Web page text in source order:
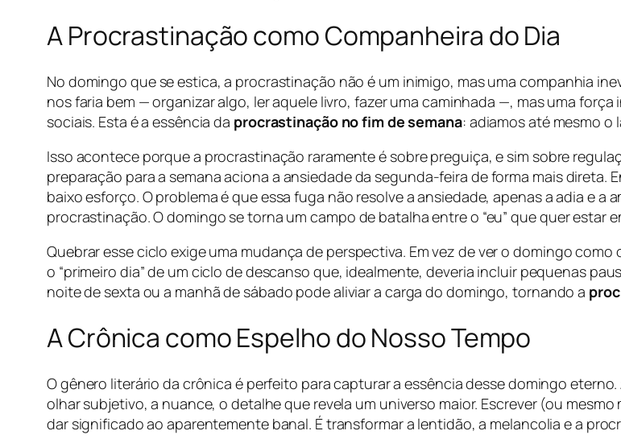
A Procrastinação como Companheira do Dia
No domingo que se estica, a procrastinação não é um inimigo, mas uma companhia
nos faria bem — organizar algo, ler aquele livro, fazer uma caminhada —, mas uma
sociais. Esta é a essência da procrastinação no fim de semana: adiamos até mesmo o
Isso acontece porque a procrastinação raramente é sobre preguiça, e sim sobre
preparação para a semana aciona a ansiedade da segunda-feira de forma mais
baixo esforço. O problema é que essa fuga não resolve a ansiedade, apenas a adia e a
procrastinação. O domingo se torna um campo de batalha entre o “eu” que quer estar
Quebrar esse ciclo exige uma mudança de perspectiva. Em vez de ver o domingo
o “primeiro dia” de um ciclo de descanso que, idealmente, deveria incluir pequenas
noite de sexta ou a manhã de sábado pode aliviar a carga do domingo, tornando a
A Crônica como Espelho do Nosso Tempo
O gênero literário da crônica é perfeito para capturar a essência desse domingo eterno.
olhar subjetivo, a nuance, o detalhe que revela um universo maior. Escrever (ou
dar significado ao aparentemente banal. É transformar a lentidão, a melancolia e a